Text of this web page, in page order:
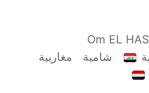
Om EL
شامية
مغاربية